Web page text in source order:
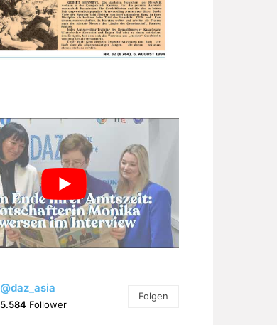
@daz_asia
5.584 Follower
Folgen